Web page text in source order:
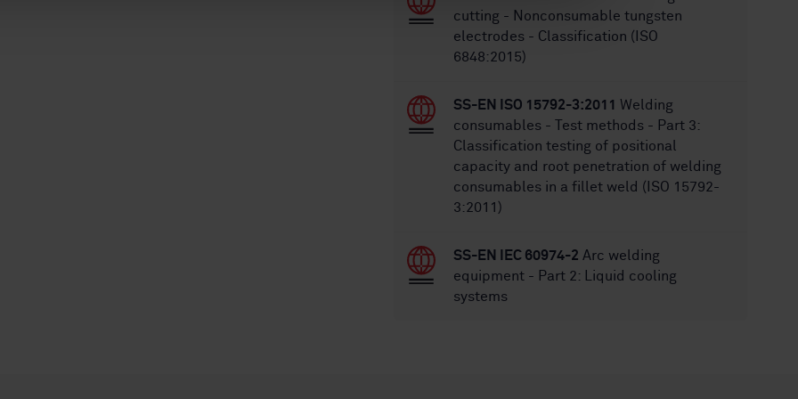
cutting - Nonconsumable tungsten
electrodes - Classification (ISO
6848:2015)
SS-EN ISO 15792-3:2011
Welding
consumables - Test methods - Part 3:
Classification testing of positional
capacity and root penetration of welding
consumables in a fillet weld (ISO 15792-
3:2011)
SS-EN IEC 60974-2 Arc welding
equipment - Part 2: Liquid cooling
systems